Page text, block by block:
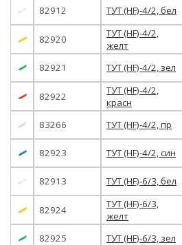
82912 ТУТ (HF)-4/2, бел
82920
ТУТ (HF)-4/2,
желт
82921 ТУТ (HF)-4/2, зел
82922
ТУТ (HF)-4/2,
красн
83266 ТУТ (HF)-4/2, пр
82923 ТУТ (HF)-4/2, син
82913 ТУТ (HF)-6/3, бел
82924
ТУТ (HF)-6/3,
желт
82925 ТУТ (HF)-6/3, зел